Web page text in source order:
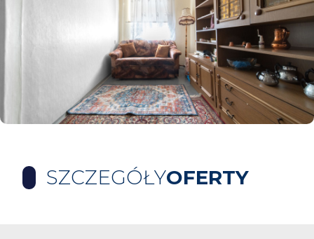
SZCZEGÓŁYOFERTY